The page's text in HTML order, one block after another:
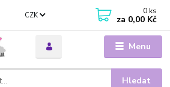
Menu
CZK
Hledat
0 ks
za 0,00 Kč